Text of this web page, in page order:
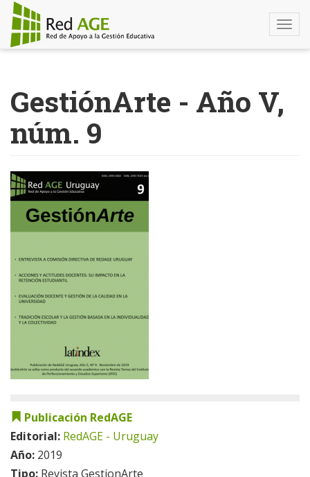
contenido
principal
GestiónArte - Año V,
núm. 9
Publicación RedAGE
Editorial: RedAGE - Uruguay
Año: 2019
Tipo: Revista GestionArte